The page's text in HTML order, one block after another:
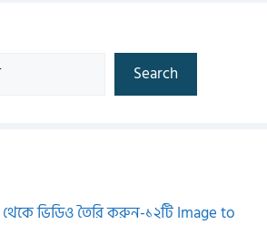
Search
থেকে ভিডিও তৈরি করুন-১২টি Image to